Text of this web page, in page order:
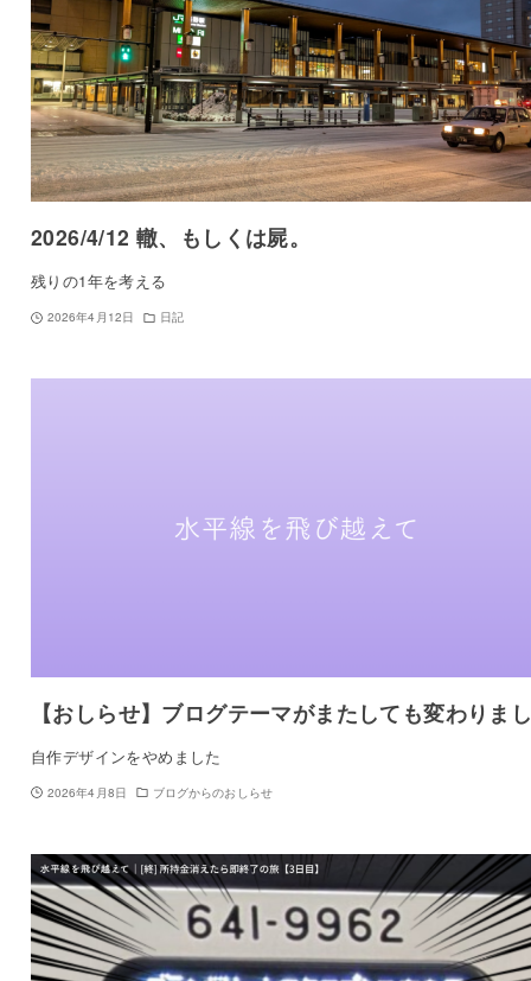
2026/4/12 轍、もしくは屍。
残りの1年を考える
2026年4月12日 日記
【おしらせ】ブログテーマがまたしても変わりま
自作デザインをやめました
2026年4月8日 ブログからのおしらせ